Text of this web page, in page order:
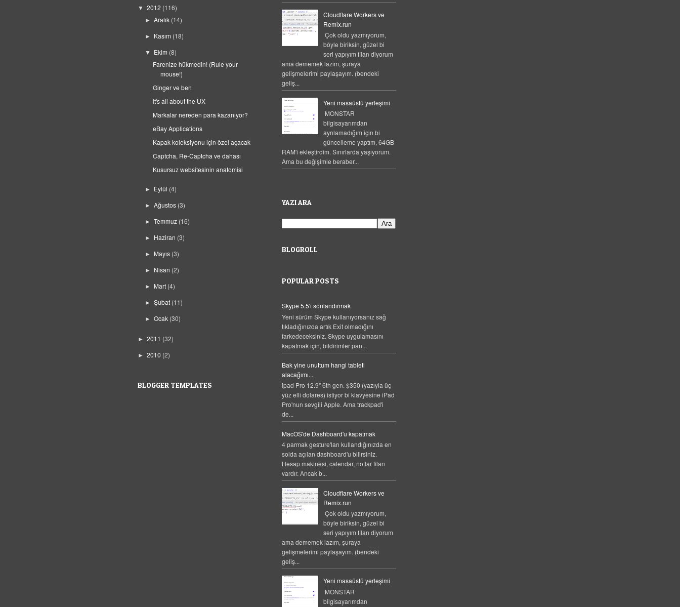
▼ 2012 (116)
►Aralık (14)
► Kasım (18)
▼ Ekim (8)
Farenize hükmedin! (Rule your
mouse!)
Ginger ve ben
It's all about the UX
Markalar nereden para kazanıyor?
eBay Applications
Kapak koleksiyonu için özel açacak
Captcha, Re-Captcha ve dahası
Kusursuz websitesinin anatomisi
► Eylül (4)
►Ağustos (3)
►Temmuz (16)
► Haziran (3)
► Mayıs (3)
► Nisan (2)
► Mart (4)
►Şubat (11)
►Ocak (30)
► 2011 (32)
► 2010 (2)
BLOGGER TEMPLATES
Cloudflare Workers ve
Remix.run
Çok oldu yazmıyorum,
böyle biriksin, güzel bi
seri yapıyım filan diyorum
ama dememek lazım, şuraya
gelişmelerimi paylaşayım. (bendeki
geliş...
Yeni masaüstü yerleşimi
MONSTAR
bilgisayarımdan
ayrılamadığım için bi
güncelleme yaptım, 64GB
RAM'i ekleştirdim. Sınırlarda yaşıyorum.
Ama bu değişimle beraber...
YAZI ARA
BLOGROLL
POPULAR POSTS
Skype 5.5'i sonlandırmak
Yeni sürüm Skype kullanıyorsanız sağ
tıkladığınızda artık Exit olmadığını
farkedeceksiniz. Skype uygulamasını
kapatmak için, bildirimler pan...
Bak yine unuttum hangi tableti
alacağımı...
ipad Pro 12.9" 6th gen. $350 (yazıyla üç
yüz elli dolares) istiyor bi klavyesine iPad
Pro'nun sevgili Apple. Ama trackpad'i
de...
MacOS'de Dashboard'u kapatmak
4 parmak gesture'ları kullandığınızda en
solda açılan dashboard'u bilirsiniz.
Hesap makinesi, calendar, notlar filan
vardır. Ancak b...
Cloudflare Workers ve
Remix.run
Çok oldu yazmıyorum,
böyle biriksin, güzel bi
seri yapıyım filan diyorum
ama dememek lazım, şuraya
gelişmelerimi paylaşayım. (bendeki
geliş...
Yeni masaüstü yerleşimi
MONSTAR
bilgisayarımdan